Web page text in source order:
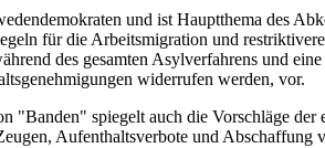
und ist Hauptthema des
für die Arbeitsmigration und
des gesamten Asylverfahrens und
widerrufen werden, vor.
"Banden" spiegelt auch die Vorschläge
Aufenthaltsverbote und